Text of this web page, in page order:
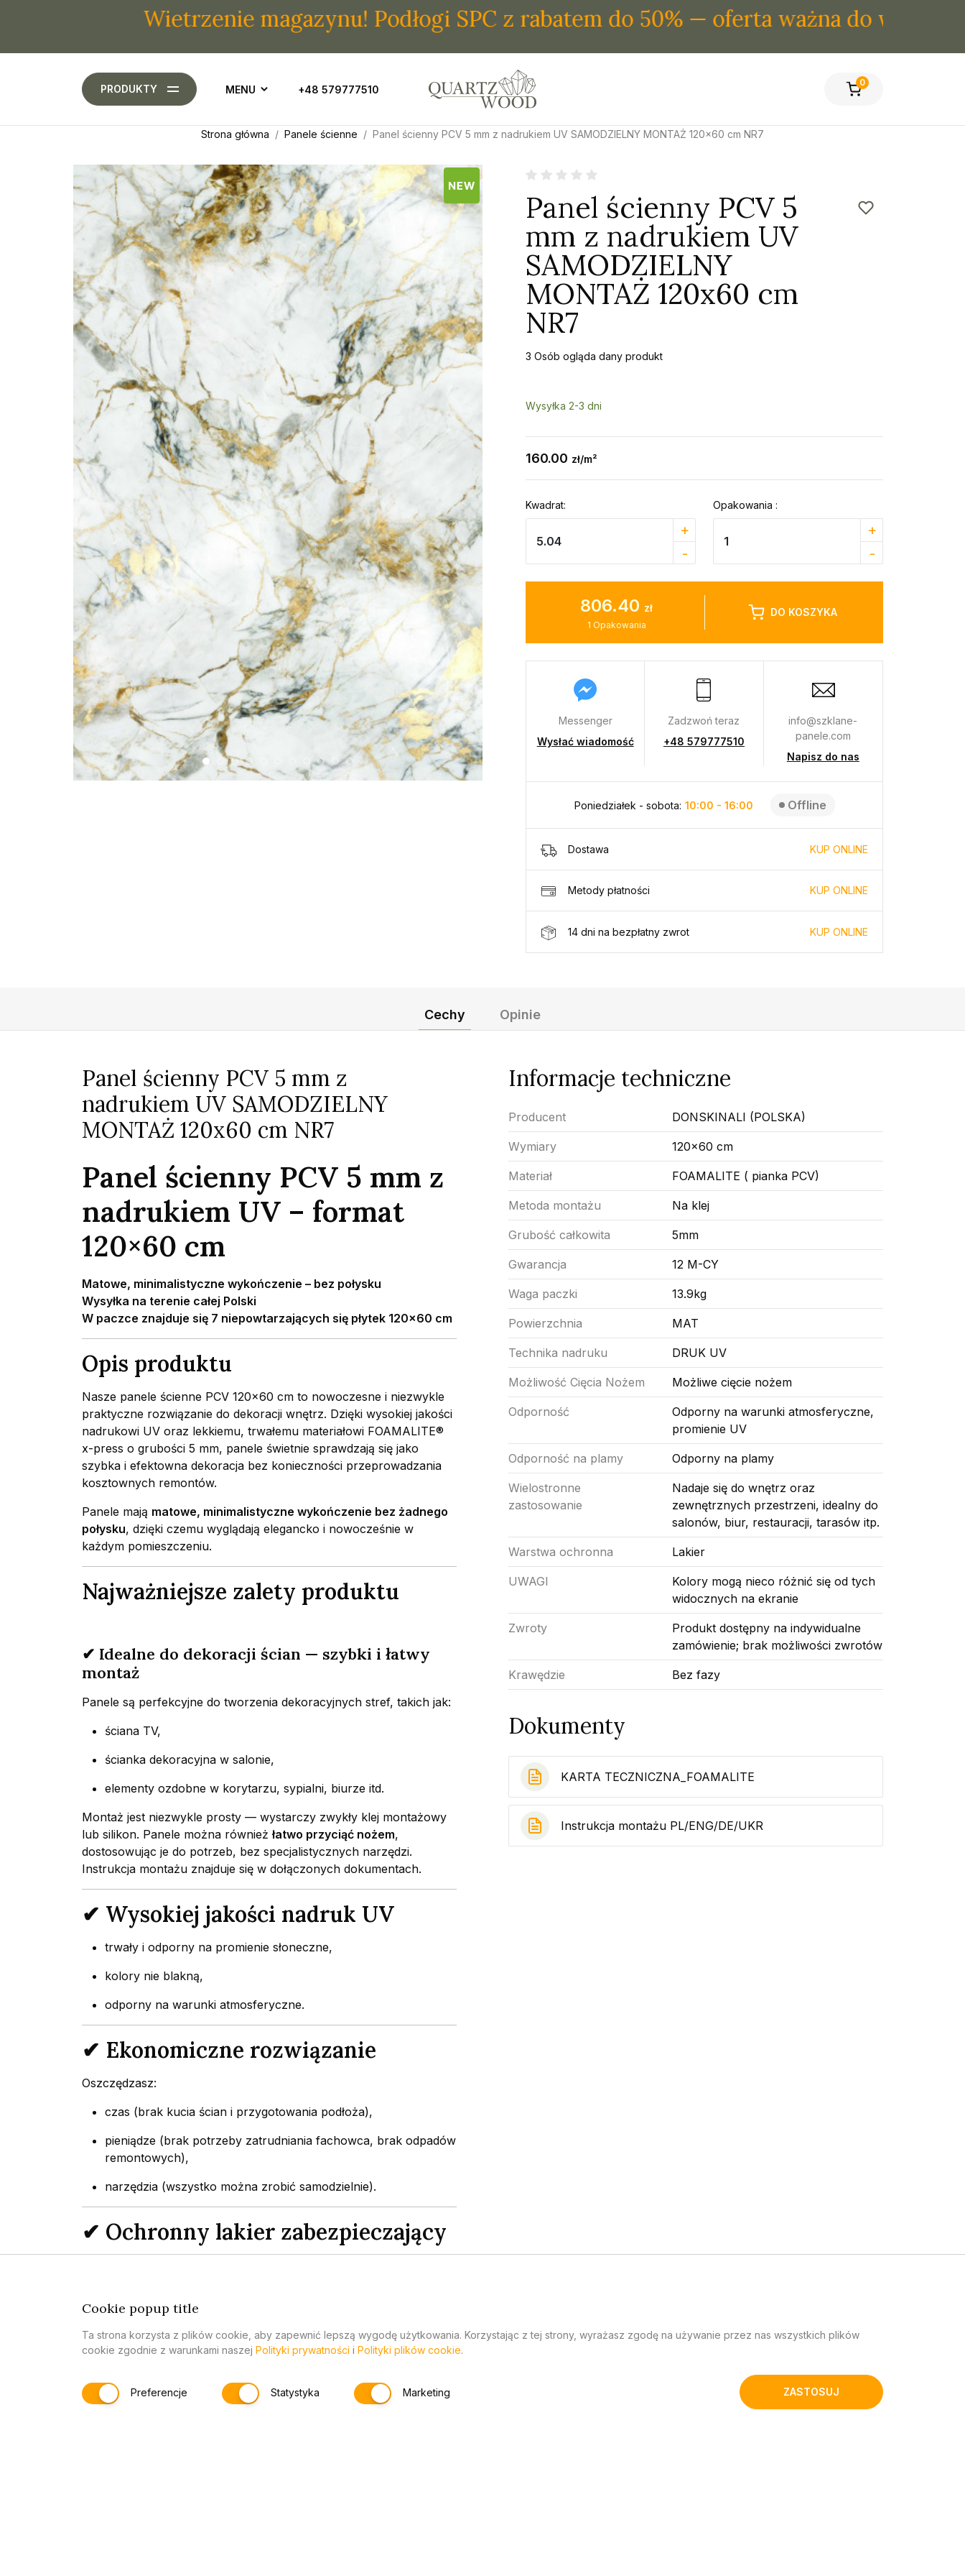
Wietrzenie magazynu! Podłogi SPC z rabatem do 50% — oferta ważna do wyczerpania
PRODUKTY MENU +48 579777510
0
Strona główna Panele ścienne Panel ścienny PCV 5 mm z nadrukiem UV SAMODZIELNY MONTAŻ 120x60 cm NR7
Panel ścienny PCV 5
mm z nadrukiem UV
SAMODZIELNY
MONTAŻ 120x60 cm
NR7
3 Osób ogląda dany produkt
Wysyłka 2-3 dni
160.00 zł/m²
Kwadrat:
-
+
Opakowania :
-
+
806.40 zł
1 Opakowania
DO KOSZYKA
Messenger
Wysłać wiadomość
Zadzwoń teraz
+48 579777510
info@szklane-
panele.com
Napisz do nas
Poniedziałek - sobota: 10:00 - 16:00 Offline
Dostawa KUP ONLINE
Metody płatności KUP ONLINE
14 dni na bezpłatny zwrot KUP ONLINE
Cechy Opinie
Panel ścienny PCV 5 mm z
nadrukiem UV SAMODZIELNY
MONTAŻ 120x60 cm NR7
Panel ścienny PCV 5 mm z
nadrukiem UV – format
120×60 cm
Matowe, minimalistyczne wykończenie – bez połysku
Wysyłka na terenie całej Polski
W paczce znajduje się 7 niepowtarzających się płytek 120×60 cm
Opis produktu
Nasze panele ścienne PCV 120×60 cm to nowoczesne i niezwykle
praktyczne rozwiązanie do dekoracji wnętrz. Dzięki wysokiej jakości
nadrukowi UV oraz lekkiemu, trwałemu materiałowi FOAMALITE®
x-press o grubości 5 mm, panele świetnie sprawdzają się jako
szybka i efektowna dekoracja bez konieczności przeprowadzania
kosztownych remontów.
Panele mają matowe, minimalistyczne wykończenie bez żadnego
połysku, dzięki czemu wyglądają elegancko i nowocześnie w
każdym pomieszczeniu.
Najważniejsze zalety produktu
✔ Idealne do dekoracji ścian — szybki i łatwy
montaż
Panele są perfekcyjne do tworzenia dekoracyjnych stref, takich jak:
ściana TV,
ścianka dekoracyjna w salonie,
elementy ozdobne w korytarzu, sypialni, biurze itd.
Montaż jest niezwykle prosty — wystarczy zwykły klej montażowy
lub silikon. Panele można równieżłatwo przyciąć nożem,
dostosowując je do potrzeb, bez specjalistycznych narzędzi.
Instrukcja montażu znajduje się w dołączonych dokumentach.
✔ Wysokiej jakości nadruk UV
trwały i odporny na promienie słoneczne,
kolory nie blakną,
odporny na warunki atmosferyczne.
✔ Ekonomiczne rozwiązanie
Oszczędzasz:
czas (brak kucia ścian i przygotowania podłoża),
pieniądze (brak potrzeby zatrudniania fachowca, brak odpadów
remontowych),
narzędzia (wszystko można zrobić samodzielnie).
✔ Ochronny lakier zabezpieczający
Motywy takie jak marmur, beton, drewno, metal, brokat, złoto czy
Informacje techniczne
Producent DONSKINALI (POLSKA)
Wymiary 120x60 cm
Materiał FOAMALITE ( pianka PCV)
Metoda montażu Na klej
Grubość całkowita 5mm
Gwarancja 12 M-CY
Waga paczki 13.9kg
Powierzchnia MAT
Technika nadruku DRUK UV
Możliwość Cięcia Nożem Możliwe cięcie nożem
Odporność
Odporny na warunki atmosferyczne,
promienie UV
Odporność na plamy Odporny na plamy
Wielostronne
zastosowanie
Nadaje się do wnętrz oraz
zewnętrznych przestrzeni, idealny do
salonów, biur, restauracji, tarasów itp.
Warstwa ochronna Lakier
UWAGI
Kolory mogą nieco różnić się od tych
widocznych na ekranie
Zwroty
Produkt dostępny na indywidualne
zamówienie; brak możliwości zwrotów
Krawędzie Bez fazy
Dokumenty
KARTA TECZNICZNA_FOAMALITE
Instrukcja montażu PL/ENG/DE/UKR
Cookie popup title
Ta strona korzysta z plików cookie, aby zapewnić lepszą wygodę użytkowania. Korzystając z tej strony, wyrażasz zgodę na używanie przez nas wszystkich plików
cookie zgodnie z warunkami naszej Polityki prywatności i Polityki plików cookie.
Preferencje Statystyka Marketing ZASTOSUJ